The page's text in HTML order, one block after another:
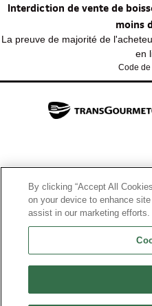
Interdiction de vente de
moins
La preuve de majorité de
en
Code de
By clicking “Accept All
on your device to enhance
assist in our marketing efforts.